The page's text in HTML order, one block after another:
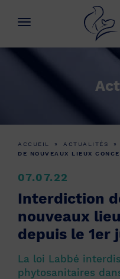
ACCUEIL » ACTUALITÉS »
DE NOUVEAUX LIEUX
07.07.22
Interdiction
nouveaux
depuis le 1er
La loi Labbé
phytosanitaires